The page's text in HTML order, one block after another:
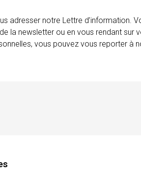
adresser notre Lettre d’information.
la newsletter ou en vous rendant
vous pouvez vous reporter à